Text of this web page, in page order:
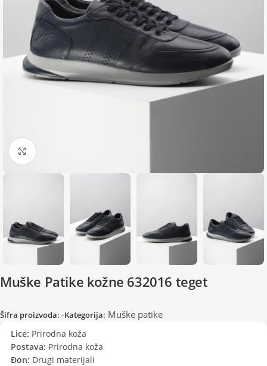
Zumiraj sliku
Muške Patike kožne 632016 teget
Šifra proizvoda: -Kategorija: Muške patike
Lice: Prirodna koža
Postava: Prirodna koža
Đon: Drugi materijali